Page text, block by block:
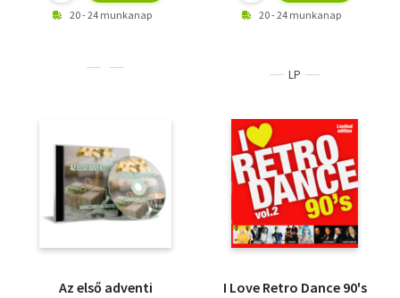
20 - 24 munkanap 20 - 24 munkanap
Az első adventi
LP
I Love Retro Dance 90's